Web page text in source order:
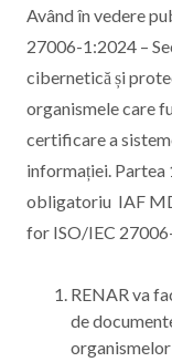
Având în vedere
27006-1:2024 –
cibernetică și
organismele care
certificare a
informației. Partea
obligatoriu IAF
for ISO/IEC
RENAR va
de